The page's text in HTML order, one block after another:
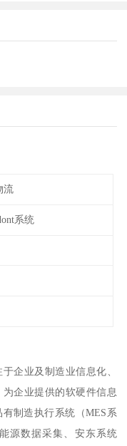
流
系统
企业及制造业信息化、
企业提供的软硬件信息
制造执行系统（MES系
源数据采集、安东系统